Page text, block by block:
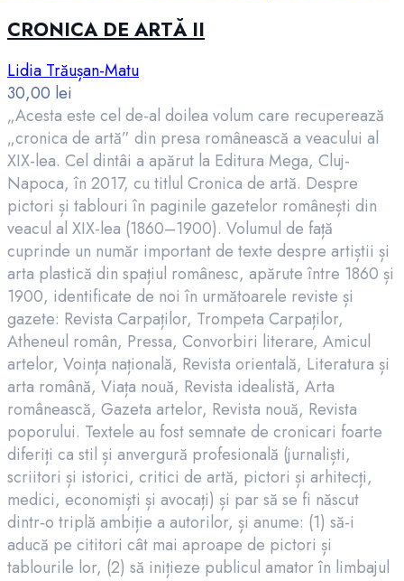
CRONICA DE ARTĂ II
Lidia Trăușan-Matu
30,00 lei
„Acesta este cel de-al doilea volum care recuperează
„cronica de artă” din presa românească a veacului al
XIX-lea. Cel dintâi a apărut la Editura Mega, Cluj-
Napoca, în 2017, cu titlul Cronica de artă. Despre
pictori și tablouri în paginile gazetelor românești din
veacul al XIX-lea (1860–1900). Volumul de față
cuprinde un număr important de texte despre artiștii și
arta plastică din spațiul românesc, apărute între 1860 și
1900, identificate de noi în următoarele reviste și
gazete: Revista Carpaților, Trompeta Carpaților,
Atheneul român, Pressa, Convorbiri literare, Amicul
artelor, Voința națională, Revista orientală, Literatura și
arta română, Viața nouă, Revista idealistă, Arta
românească, Gazeta artelor, Revista nouă, Revista
poporului. Textele au fost semnate de cronicari foarte
diferiți ca stil și anvergură profesională (jurnaliști,
scriitori și istorici, critici de artă, pictori și arhitecți,
medici, economiști și avocați) și par să se fi născut
dintr‑o triplă ambiție a autorilor, și anume: (1) să-i
aducă pe cititori cât mai aproape de pictori și
tablourile lor, (2) să inițieze publicul amator în limbajul